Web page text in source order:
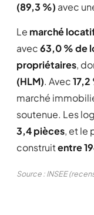
(89,3 %) avec
Le marché
avec63,0 % de
propriétaires,
(HLM). Avec
marché
soutenue. Les
3,4 pièces, et le
construitentre
Source : INSEE